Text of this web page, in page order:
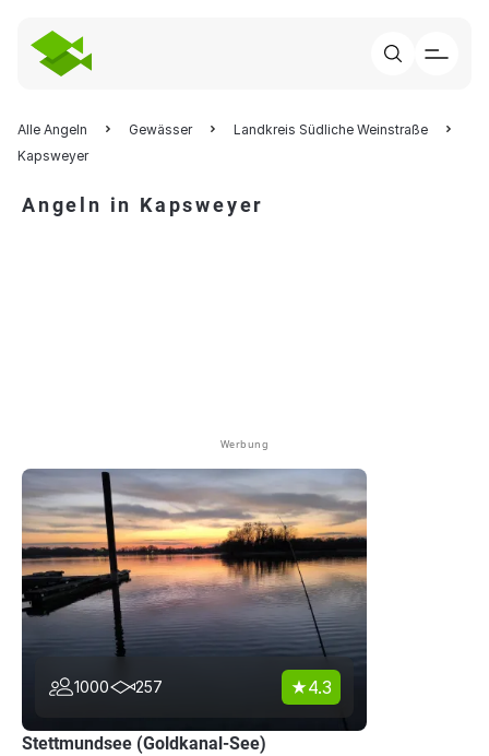
Alle Angeln Gewässer
Landkreis Südliche Weinstraße
Kapsweyer
Angeln in Kapsweyer
Werbung
1000 257 4.3
Stettmundsee (Goldkanal-See)